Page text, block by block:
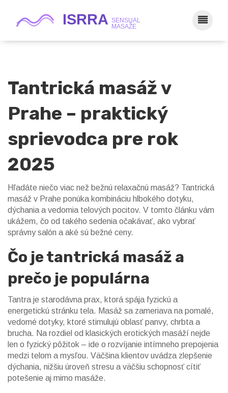
Tantrická masáž v
Prahe – praktický
sprievodca pre rok
2025
Hľadáte niečo viac než bežnú relaxačnú masáž? Tantrická
masáž v Prahe ponúka kombináciu hlbokého dotyku,
dýchania a vedomia telových pocitov. V tomto článku vám
ukážem, čo od takého sedenia očakávať, ako vybrať
správny salón a aké sú bežné ceny.
Čo je tantrická masáž a
prečo je populárna
Tantra je starodávna prax, ktorá spája fyzickú a
energetickú stránku tela. Masáž sa zameriava na pomalé,
vedomé dotyky, ktoré stimulujú oblasť panvy, chrbta a
brucha. Na rozdiel od klasických erotických masáží nejde
len o fyzický pôžitok – ide o rozvíjanie intímneho prepojenia
medzi telom a mysľou. Väčšina klientov uvádza zlepšenie
dýchania, nižšiu úroveň stresu a väčšiu schopnosť cítiť
potešenie aj mimo masáže.